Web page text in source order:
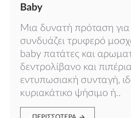
Baby
Μια δυνατή πρόταση
συνδυάζει τρυφερό
baby πατάτες και
δεντρολίβανο και
εντυπωσιακή συνταγή,
κυριακάτικο ψήσιμο ή..